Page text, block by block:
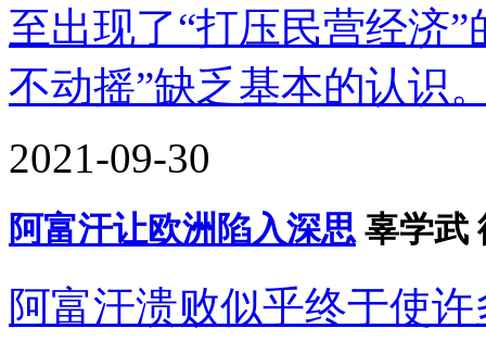
至出现了“打压民营经济
不动摇”缺乏基本的认识
2021-09-30
阿富汗让欧洲陷入深思 辜学武
阿富汗溃败似乎终于使